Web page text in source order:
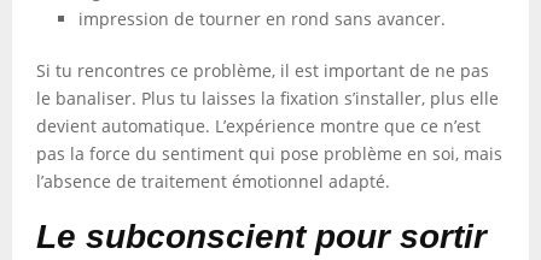
impression de tourner en rond sans avancer.
Si tu rencontres ce problème, il est important de ne pas
le banaliser. Plus tu laisses la fixation s’installer, plus elle
devient automatique. L’expérience montre que ce n’est
pas la force du sentiment qui pose problème en soi, mais
l’absence de traitement émotionnel adapté.
Le subconscient pour sortir